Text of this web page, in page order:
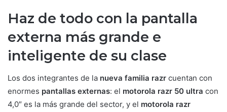
Haz de todo con la pantalla
externa más grande e
inteligente de su clase
Los dos integrantes de la nueva familia razr cuentan con
enormes pantallas externas: el motorola razr 50 ultra con
4,0″ es la más grande del sector, y el motorola razr